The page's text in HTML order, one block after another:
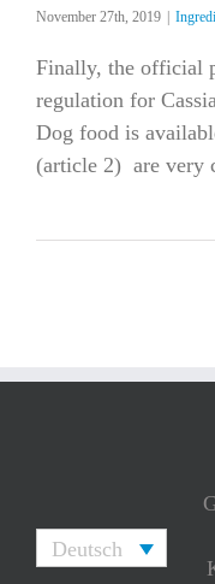
November 27th, 2019
Finally, the official
regulation for
Dog food is
(article 2) are very
Deutsch